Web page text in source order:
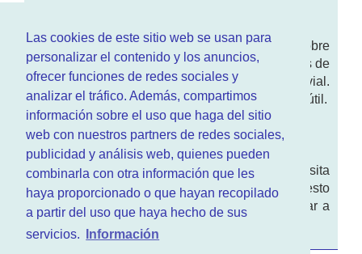
Las cookies de este sitio web se usan para
personalizar el contenido y los anuncios,
ofrecer funciones de redes sociales y
analizar el tráfico. Además, compartimos
información sobre el uso que haga del sitio
web con nuestros partners de redes sociales,
publicidad y análisis web, quienes pueden
combinarla con otra información que les
haya proporcionado o que hayan recopilado
a partir del uso que haya hecho de sus
servicios.
Información
Enwww.RenovarCarnet.comTe contamos sobre
larenovación del permisode conducir, noticias de
actualidad motor y sobre todo seguridad vial.
Ademas tenemos todo tipo de información DGT útil.
¿Quienes somos?
Quieres saber quien mantiene la pagina, visita
nuestrasección de contacto. Aquí tienes nuesto
aviso legal
. Basicamente no queremos engañar a
nadie.